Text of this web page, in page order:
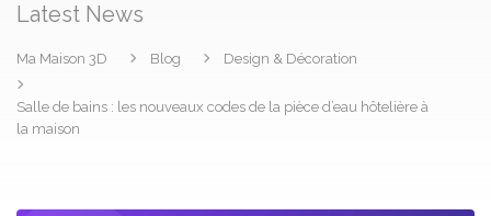
Latest News
Ma Maison 3D Blog Design & Décoration
Salle de bains : les nouveaux codes de la pièce d’eau hôtelière à
la maison